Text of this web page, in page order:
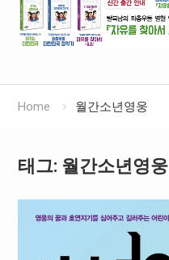
Home 월간소년영웅
태그: 월간소년영웅